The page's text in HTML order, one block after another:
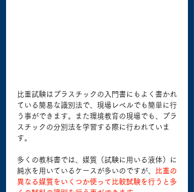
比重試験はプラスチックの入門書にもよく書かれ
ている簡易な識別法で、現場レベルでも簡単に行
う事ができます。また環境教育の現場でも、プラ
スチックの分別法を学習する際に行われていま
す。
多くの教科書では、媒質（試験に用いる液体）に
純水を用いているケースが多いのですが、
比重の
異なる媒質をいくつか使って比較試験を行うと多